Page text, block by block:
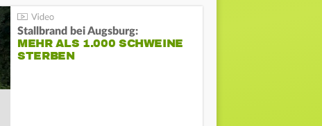
Stallbrand bei Augsburg:
MEHR ALS 1.000 SCHWEINE
STERBEN